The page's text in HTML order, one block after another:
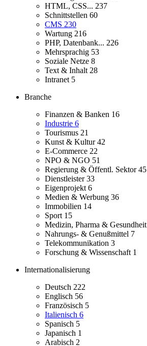
HTML, CSS... 237
Schnittstellen 60
CMS 230
Wartung 216
PHP, Datenbank... 226
Mehrsprachig 53
Soziale Netze 8
Text & Inhalt 28
Intranet 5
Branche
Finanzen & Banken 16
Industrie 6
Tourismus 21
Kunst & Kultur42
E-Commerce 22
NPO & NGO 51
Regierung & Öffentl. Sektor45
Dienstleister33
Eigenprojekt 6
Medien & Werbung 36
Immobilien 14
Sport 15
Medizin, Pharma & Gesundheit
Nahrungs- & Genußmittel 7
Telekommunikation 3
Forschung & Wissenschaft 1
Internationalisierung
Deutsch 222
Englisch 56
Französisch 5
Italienisch 6
Spanisch 5
Japanisch 1
Arabisch 2